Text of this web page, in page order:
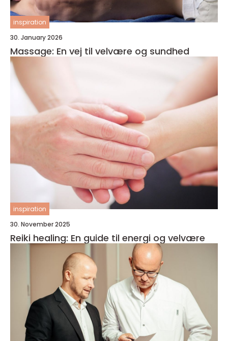
inspiration
30. January 2026
Massage: En vej til velvære og sundhed
inspiration
30. November 2025
Reiki healing: En guide til energi og velvære